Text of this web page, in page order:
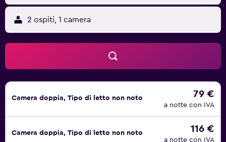
una vasca idromassaggio. I servizi ricreativi comprendono
anche un centro fitness e una sauna.
2 ospiti, 1 camera
Camera doppia, Tipo di letto non noto 79 €
a notte con IVA
Camera doppia, Tipo di letto non noto 116 €
a notte con IVA